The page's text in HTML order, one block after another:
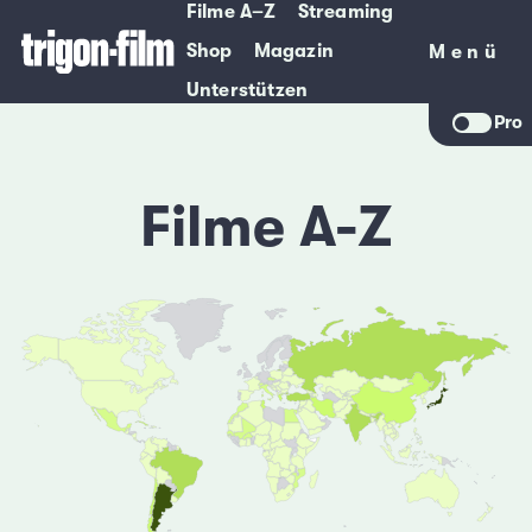
Filme A–Z
Streaming
Shop
Magazin
Unterstützen
Menü
Menü
Pro
Filme A-Z